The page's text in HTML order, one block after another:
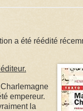
a été réédité
empereur.
la